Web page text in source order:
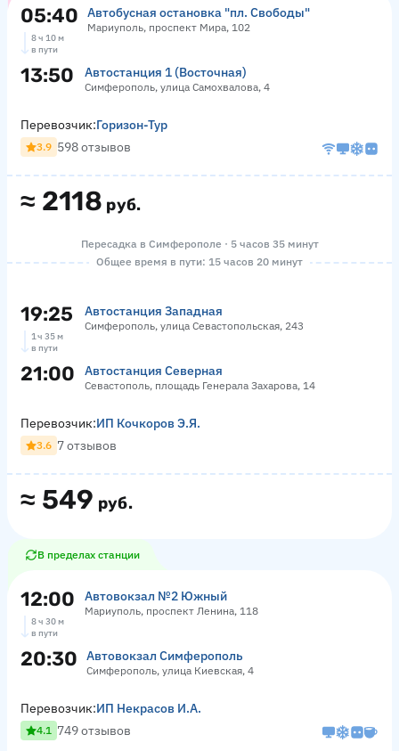
05:40 Автобусная остановка "пл. Свободы"
Мариуполь, проспект Мира, 102
8 ч 10 м
в пути
13:50 Автостанция 1 (Восточная)
Симферополь, улица Самохвалова, 4
≈ 2118 руб.
Перевозчик:Горизон-Тур
3.9 598 отзывов
Пересадка в Симферополе · 5 часов 35 минут
Общее время в пути: 15 часов 20 минут
19:25 Автостанция Западная
Симферополь, улица Севастопольская, 243
1 ч 35 м
в пути
21:00 Автостанция Северная
Севастополь, площадь Генерала Захарова, 14
≈ 549 руб.
Перевозчик:ИП Кочкоров Э.Я.
3.6 7 отзывов
В пределах станции
12:00 Автовокзал №2 Южный
Мариуполь, проспект Ленина, 118
8 ч 30 м
в пути
20:30 Автовокзал Симферополь
Симферополь, улица Киевская, 4
Перевозчик:ИП Некрасов И.А.
4.1 749 отзывов